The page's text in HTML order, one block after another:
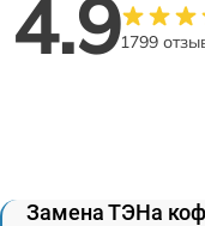
4.91799
Замена ТЭНа